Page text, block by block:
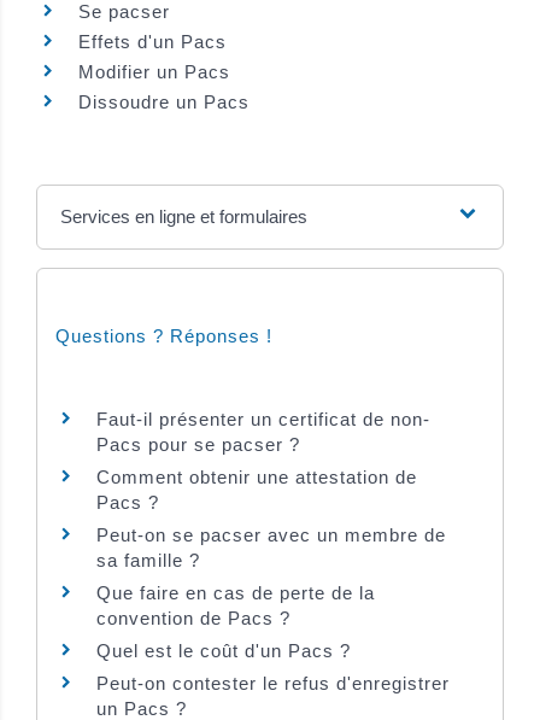
Se pacser
Effets d'un Pacs
Modifier un Pacs
Dissoudre un Pacs
Services en ligne et formulaires
Questions ? Réponses !
Faut-il présenter un certificat de non-
Pacs pour se pacser ?
Comment obtenir une attestation de
Pacs ?
Peut-on se pacser avec un membre de
sa famille ?
Que faire en cas de perte de la
convention de Pacs ?
Quel est le coût d'un Pacs ?
Peut-on contester le refus d'enregistrer
un Pacs ?